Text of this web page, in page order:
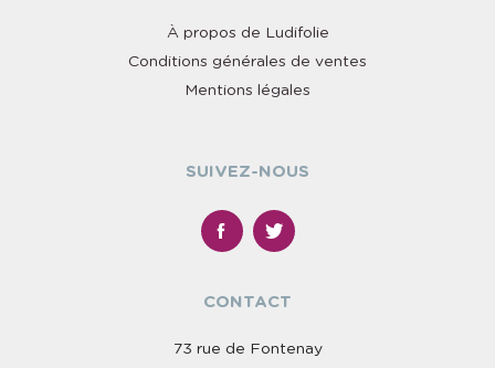
À propos de Ludifolie
Conditions générales de ventes
Mentions légales
SUIVEZ-NOUS
CONTACT
73 rue de Fontenay